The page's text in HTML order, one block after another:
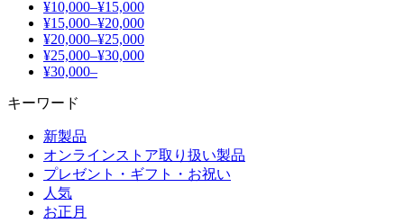
¥10,000–¥15,000
¥15,000–¥20,000
¥20,000–¥25,000
¥25,000–¥30,000
¥30,000–
キーワード
新製品
オンラインストア取り扱い製品
プレゼント・ギフト・お祝い
人気
お正月